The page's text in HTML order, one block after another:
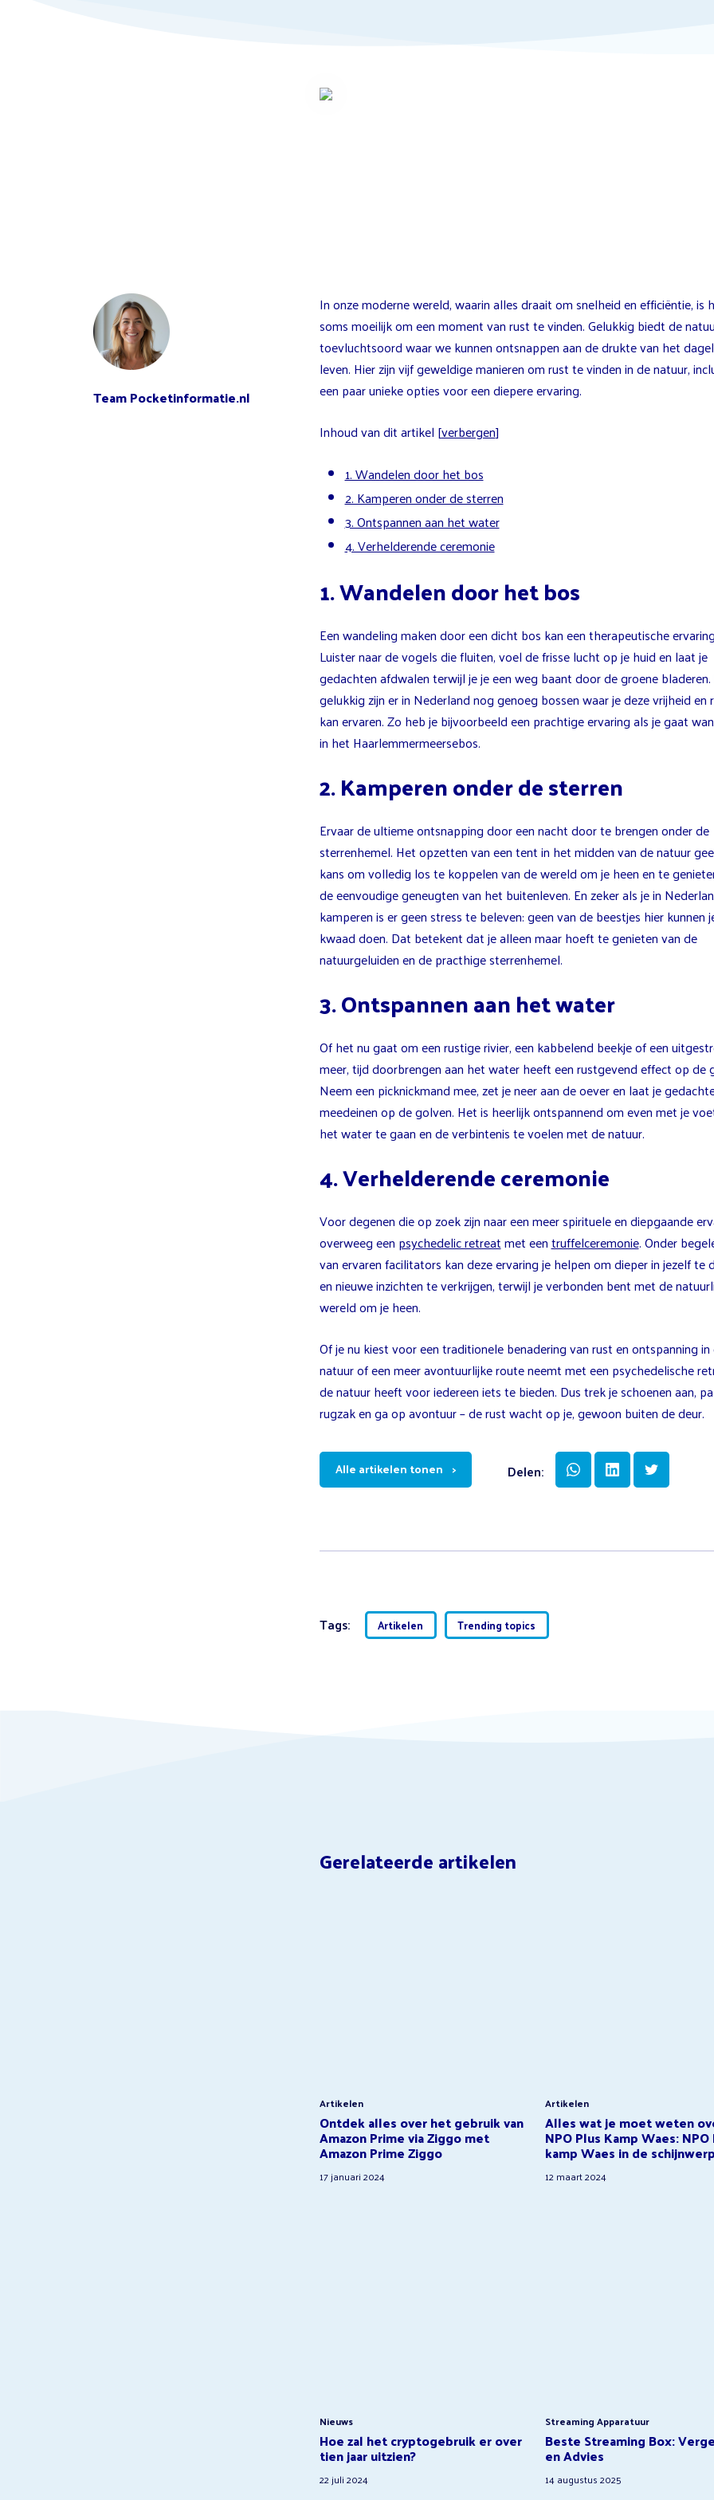
Team Pocketinformatie.nl
In onze moderne wereld, waarin alles draait om snelheid en efficiëntie, is
soms moeilijk om een moment van rust te vinden. Gelukkig biedt de
toevluchtsoord waar we kunnen ontsnappen aan de drukte van het
leven. Hier zijn vijf geweldige manieren om rust te vinden in de natuur,
een paar unieke opties voor een diepere ervaring.
Inhoud van dit artikel [verbergen]
1. Wandelen door het bos
2. Kamperen onder de sterren
3. Ontspannen aan het water
4. Verhelderende ceremonie
1. Wandelen door het bos
Een wandeling maken door een dicht bos kan een therapeutische
Luister naar de vogels die fluiten, voel de frisse lucht op je huid en laat je
gedachten afdwalen terwijl je je een weg baant door de groene bladeren.
gelukkig zijn er in Nederland nog genoeg bossen waar je deze vrijheid en
kan ervaren. Zo heb je bijvoorbeeld een prachtige ervaring als je gaat
in het Haarlemmermeersebos.
2. Kamperen onder de sterren
Ervaar de ultieme ontsnapping door een nacht door te brengen onder de
sterrenhemel. Het opzetten van een tent in het midden van de natuur
kans om volledig los te koppelen van de wereld om je heen en te
de eenvoudige geneugten van het buitenleven. En zeker als je in
kamperen is er geen stress te beleven: geen van de beestjes hier kunnen
kwaad doen. Dat betekent dat je alleen maar hoeft te genieten van de
natuurgeluiden en de practhige sterrenhemel.
3. Ontspannen aan het water
Of het nu gaat om een rustige rivier, een kabbelend beekje of een
meer, tijd doorbrengen aan het water heeft een rustgevend effect op de
Neem een picknickmand mee, zet je neer aan de oever en laat je
meedeinen op de golven. Het is heerlijk ontspannend om even met je
het water te gaan en de verbintenis te voelen met de natuur.
4. Verhelderende ceremonie
Voor degenen die op zoek zijn naar een meer spirituele en diepgaande
overweeg een psychedelic retreatmet eentruffelceremonie. Onder
van ervaren facilitators kan deze ervaring je helpen om dieper in jezelf te
en nieuwe inzichten te verkrijgen, terwijl je verbonden bent met de
wereld om je heen.
Of je nu kiest voor een traditionele benadering van rust en ontspanning in
natuur of een meer avontuurlijke route neemt met een psychedelische
de natuur heeft voor iedereen iets te bieden. Dus trek je schoenen aan,
rugzak en ga op avontuur – de rust wacht op je, gewoon buiten de deur.
Alle artikelen tonen Delen:
Tags: Artikelen Trending topics
Gerelateerde artikelen
Artikelen
Ontdek alles over het gebruik van
Amazon Prime via Ziggo met
Amazon Prime Ziggo
17 januari 2024
Artikelen
Alles wat je moet weten
NPO Plus Kamp Waes: NPO
kamp Waes in de
12 maart 2024
Nieuws
Hoe zal het cryptogebruik er over
tien jaar uitzien?
22 juli 2024
Streaming Apparatuur
Beste Streaming Box:
en Advies
14 augustus 2025